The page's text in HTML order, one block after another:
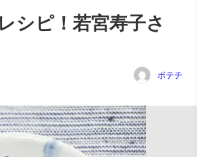
シピ！若宮寿子さ
ポテチ